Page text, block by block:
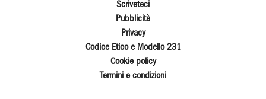
Scriveteci
Pubblicità
Privacy
Codice Etico e Modello 231
Cookie policy
Termini e condizioni